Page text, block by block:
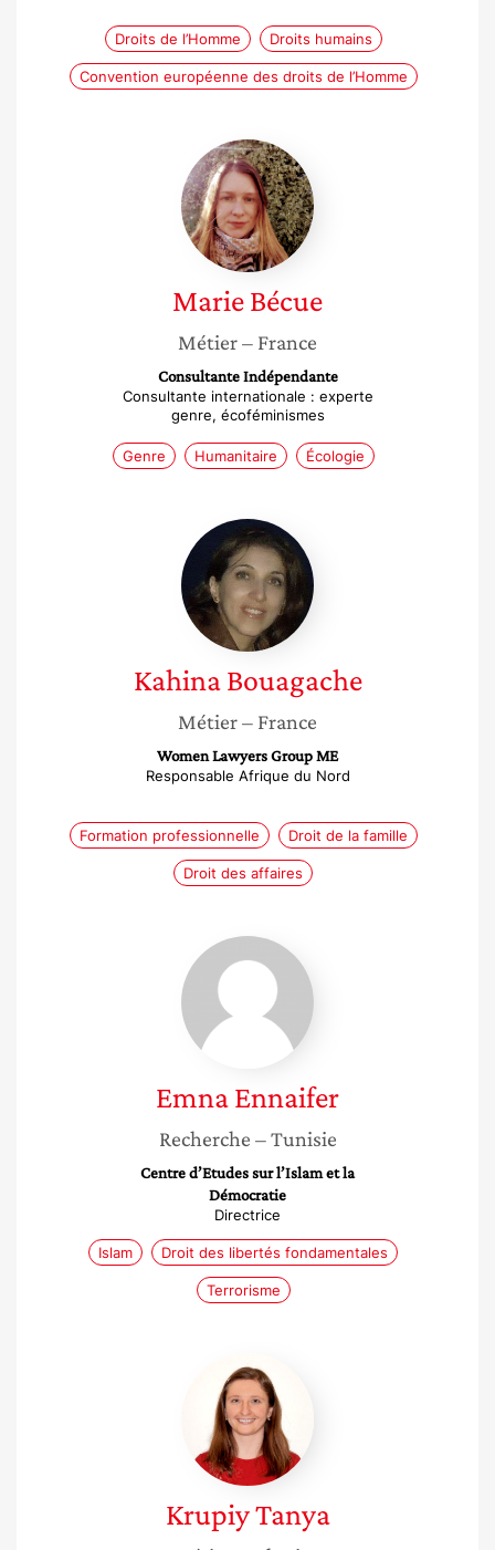
Droits de l’Homme Droits humains
Convention européenne des droits de l’Homme
Marie
Bécue
MarieBécue
Métier– France
Consultante Indépendante
Consultante internationale : experte
genre, écoféminismes
Genre Humanitaire Écologie
Kahina
Bouagache
Kahina Bouagache
Métier– France
Women Lawyers Group ME
Responsable Afrique du Nord
Formation professionnelle Droit de la famille
Droit des affaires
Emna
Ennaifer
EmnaEnnaifer
Recherche – Tunisie
Centre d’Etudes sur l’Islam et la
Démocratie
Directrice
Islam Droit des libertés fondamentales
Terrorisme
Krupiy
Tanya
KrupiyTanya